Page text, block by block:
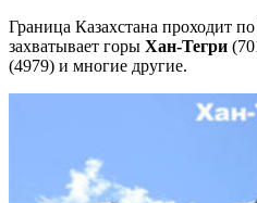
Граница Казахстана проходит
захватывает горы Хан-Тегри
(4979) и многие другие.